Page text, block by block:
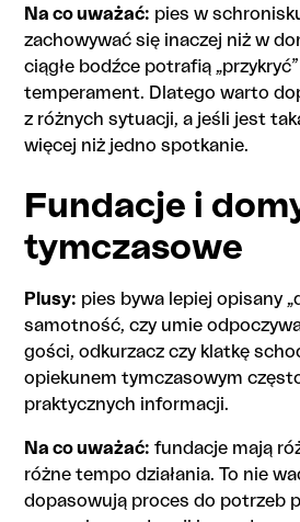
Na co uważać: pies w
zachowywać się inaczej niż w
ciągłe bodźce potrafią
temperament. Dlatego warto
z różnych sytuacji, a jeśli jest
więcej niż jedno spotkanie.
Fundacje i
tymczasowe
Plusy: pies bywa lepiej opisany
samotność, czy umie
gości, odkurzacz czy klatkę
opiekunem tymczasowym
praktycznych informacji.
Na co uważać: fundacje mają
różne tempo działania. To nie
dopasowują proces do potrzeb